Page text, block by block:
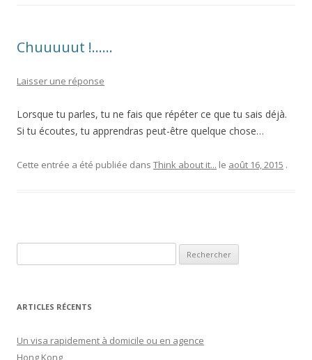
Chuuuuut !……
Laisser une réponse
Lorsque tu parles, tu ne fais que répéter ce que tu sais déjà.
Si tu écoutes, tu apprendras peut-être quelque chose…
Cette entrée a été publiée dans Think about it... le août 16, 2015 .
ARTICLES RÉCENTS
Un visa rapidement à domicile ou en agence
Hong Kong